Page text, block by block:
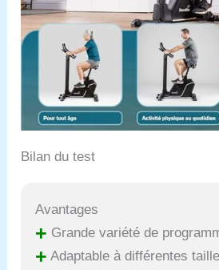
Bilan du test
Avantages
+ Grande variété de
+ Adaptable à différentes